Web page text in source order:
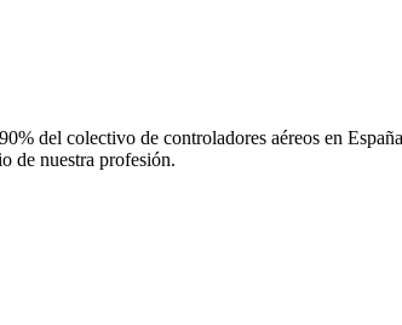
del colectivo de controladores aéreos en
de nuestra profesión.